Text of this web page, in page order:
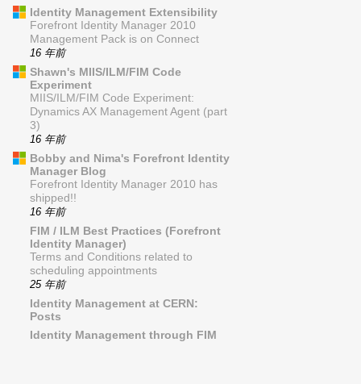
Identity Management Extensibility
Forefront Identity Manager 2010
Management Pack is on Connect
16 年前
Shawn's MIIS/ILM/FIM Code
Experiment
MIIS/ILM/FIM Code Experiment:
Dynamics AX Management Agent (part
3)
16 年前
Bobby and Nima's Forefront Identity
Manager Blog
Forefront Identity Manager 2010 has
shipped!!
16 年前
FIM / ILM Best Practices (Forefront
Identity Manager)
Terms and Conditions related to
scheduling appointments
25 年前
Identity Management at CERN:
Posts
Identity Management through FIM